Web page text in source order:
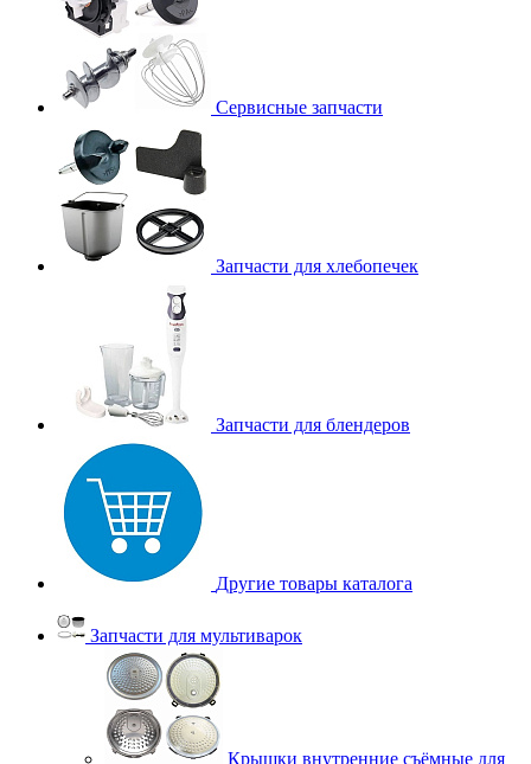
Сервисные запчасти
Запчасти для хлебопечек
Запчасти для блендеров
Другие товары каталога
Запчасти для мультиварок
Крышки внутренние съёмные для